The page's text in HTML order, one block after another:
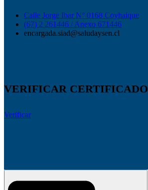
Calle Jorge Ibar N° 0168 Coyhaique
(67) 2 261446 / Anexo 671446
encargada.siad@saludaysen.cl
VERIFICAR CERTIFICADO
Verificar